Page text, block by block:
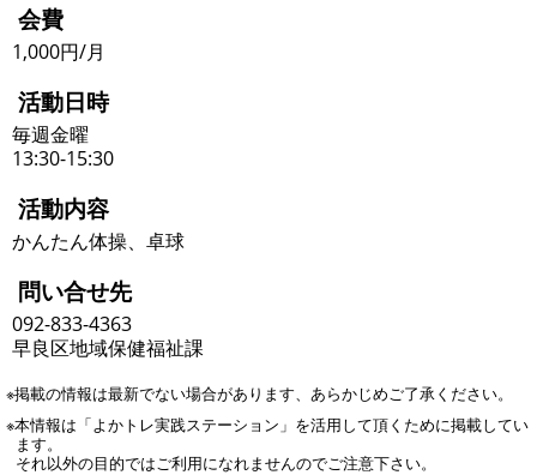
会費
1,000円/月
活動日時
毎週金曜
13:30-15:30
活動内容
かんたん体操、卓球
問い合せ先
092-833-4363
早良区地域保健福祉課
※掲載の情報は最新でない場合があります、あらかじめご了承ください。
※本情報は「よかトレ実践ステーション」を活用して頂くために掲載してい
ます。
それ以外の目的ではご利用になれませんのでご注意下さい。